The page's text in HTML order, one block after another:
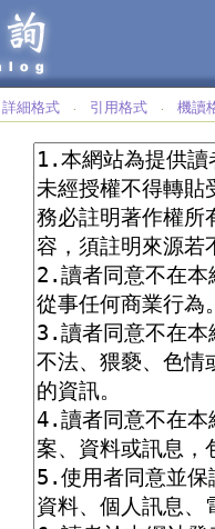
詳細格式 ‧ 引用格式 ‧ 機讀